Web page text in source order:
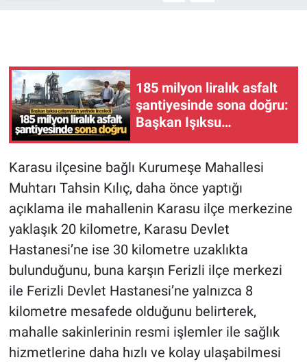
185 milyon liralık asfalt
şantiyesinde sona doğru:
Başkan Işıksu
çalışmaları yerinde
Karasu ilçesine bağlı Kurumeşe Mahallesi
Muhtarı Tahsin Kılıç, daha önce yaptığı
açıklama ile mahallenin Karasu ilçe merkezine
yaklaşık 20 kilometre, Karasu Devlet
Hastanesi’ne ise 30 kilometre uzaklıkta
bulunduğunu, buna karşın Ferizli ilçe merkezi
ile Ferizli Devlet Hastanesi’ne yalnızca 8
kilometre mesafede olduğunu belirterek,
mahalle sakinlerinin resmi işlemler ile sağlık
hizmetlerine daha hızlı ve kolay ulaşabilmesi